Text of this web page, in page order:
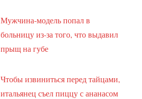
Мужчина-модель попал в
больницу из-за того, что выдавил
прыщ на губе
Чтобы извиниться перед тайцами,
итальянец съел пиццу с ананасом